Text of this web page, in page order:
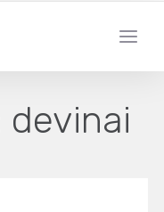
devinai